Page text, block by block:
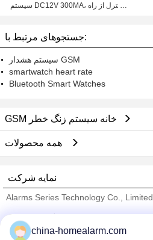
سیستم DC12V 300MA، کنترل از راه
جستجوهای مرتبط با:
سیستم هشدار GSM
smartwatch heart rate
Bluetooth Smart Watches
GSM خانه سیستم زنگ خطر
نمایه شرکت
Alarms Series Technology Co., Limited
Trust Seal
Verified Suplier
china-homealarm.com